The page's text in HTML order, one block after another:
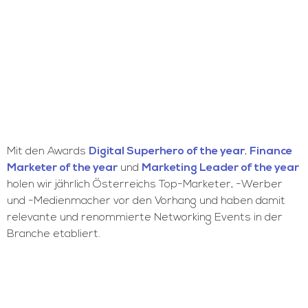
Mit den Awards Digital Superhero of the year, Finance
Marketer of the year und Marketing Leader of the year
holen wir jährlich Österreichs Top-Marketer, -Werber
und -Medienmacher vor den Vorhang und haben damit
relevante und renommierte Networking Events in der
Branche etabliert.